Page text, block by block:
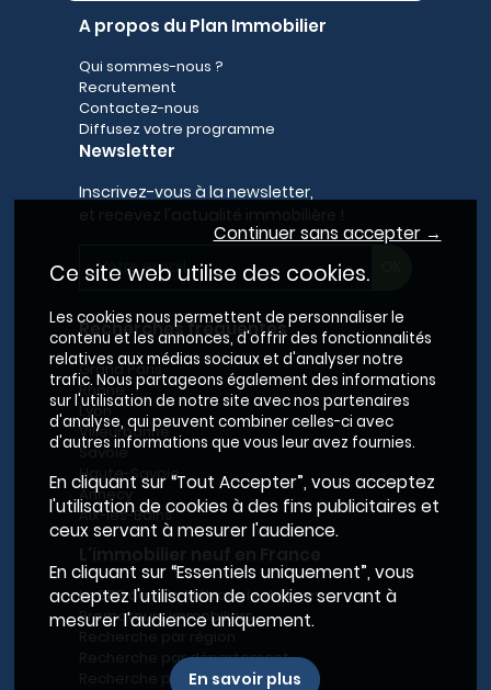
A propos du Plan Immobilier
Qui sommes-nous ?
Recrutement
Contactez-nous
Diffusez votre programme
Newsletter
Inscrivez-vous à la newsletter,
Recherches fréquentes
Grand Paris
Rhône
Lyon
Villeurbanne
Savoie
Haute-Savoie
Annecy
Aix-les-Bains
Le BRS dans la Métropole de Lyon
Promoteurs immobiliers
Recherche par département
Recherche par ville
Continuer sans accepter →
Ce site web utilise des cookies.
Les cookies nous permettent de personnaliser le
contenu et les annonces, d'offrir des fonctionnalités
relatives aux médias sociaux et d'analyser notre
trafic. Nous partageons également des informations
sur l'utilisation de notre site avec nos partenaires
d'analyse, qui peuvent combiner celles-ci avec
d'autres informations que vous leur avez fournies.
En cliquant sur “Tout Accepter”, vous acceptez
l'utilisation de cookies à des fins publicitaires et
ceux servant à mesurer l'audience.
En cliquant sur “Essentiels uniquement”, vous
acceptez l'utilisation de cookies servant à
mesurer l'audience uniquement.
En savoir plus